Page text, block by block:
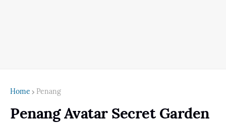
Home Penang
Penang Avatar Secret Garden